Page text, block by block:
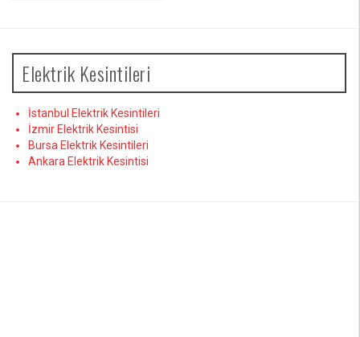
Elektrik Kesintileri
İstanbul Elektrik Kesintileri
İzmir Elektrik Kesintisi
Bursa Elektrik Kesintileri
Ankara Elektrik Kesintisi